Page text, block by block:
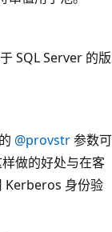
SQL Server 的版
的 @provstr参数可
做的好处与在客
Kerberos 身份验